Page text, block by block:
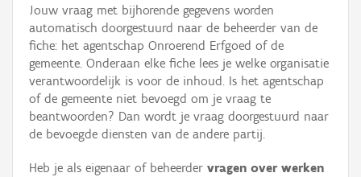
Waarneming
Thema
Gebeurtenis
Persoon of collectief
Jouw vraag met bijhorende gegevens worden
automatisch doorgestuurd naar de beheerder van de
fiche: het agentschap Onroerend Erfgoed of de
gemeente. Onderaan elke fiche lees je welke organisatie
verantwoordelijk is voor de inhoud. Is het agentschap
of de gemeente niet bevoegd om je vraag te
beantwoorden? Dan wordt je vraag doorgestuurd naar
de bevoegde diensten van de andere partij.
Heb je als eigenaar of beheerder vragen over werken